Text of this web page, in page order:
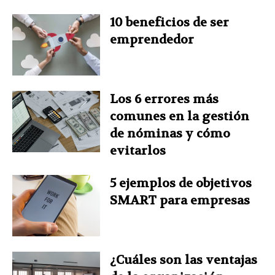
t
10 beneficios de ser
emprendedor
Los 6 errores más
comunes en la gestión
de nóminas y cómo
evitarlos
5 ejemplos de objetivos
SMART para empresas
¿Cuáles son las ventajas